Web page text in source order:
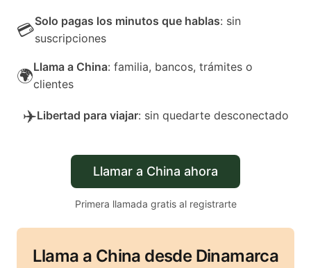
💳Solo pagas los minutos que hablas: sin
suscripciones
🌍Llama a China: familia, bancos, trámites o
clientes
✈️Libertad para viajar: sin quedarte desconectado
Llamar a China ahora
Primera llamada gratis al registrarte
Llama a China desde Dinamarca